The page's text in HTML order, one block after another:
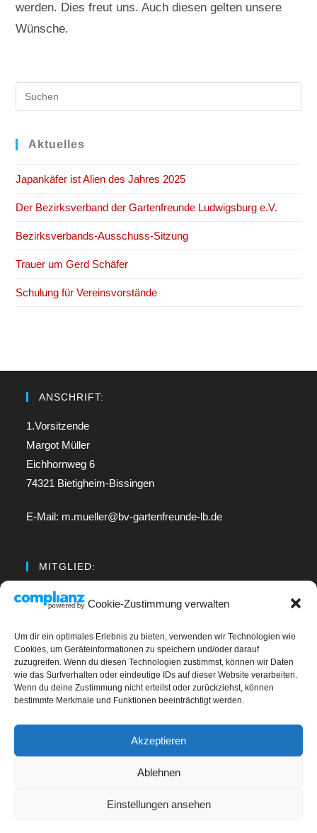
Cookie-Zustimmung verwalten
Um dir ein optimales Erlebnis zu bieten, verwenden wir Technologien wie
Cookies, um Geräteinformationen zu speichern und/oder darauf
zuzugreifen. Wenn du diesen Technologien zustimmst, können wir Daten
wie das Surfverhalten oder eindeutige IDs auf dieser Website verarbeiten.
Wenn du deine Zustimmung nicht erteilst oder zurückziehst, können
bestimmte Merkmale und Funktionen beeinträchtigt werden.
Akzeptieren
Ablehnen
Einstellungen ansehen
werden. Dies freut uns. Auch diesen gelten unsere
Wünsche.
Aktuelles
Japankäfer ist Alien des Jahres 2025
Der Bezirksverband der Gartenfreunde Ludwigsburg e.V.
Bezirksverbands-Ausschuss-Sitzung
Trauer um Gerd Schäfer
Schulung für Vereinsvorstände
ANSCHRIFT:
1.Vorsitzende
Margot Müller
Eichhornweg 6
74321 Bietigheim-Bissingen
E-Mail: m.mueller@bv-gartenfreunde-lb.de
MITGLIED:
Regionalverband Neckar
LINKS
Kontakt
Impressum